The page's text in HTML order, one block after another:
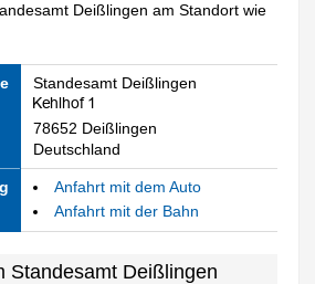
Deißlingen am Standort wie
Standesamt Deißlingen
78652 Deißlingen
Deutschland
Anfahrt mit dem Auto
Anfahrt mit der Bahn
Standesamt Deißlingen